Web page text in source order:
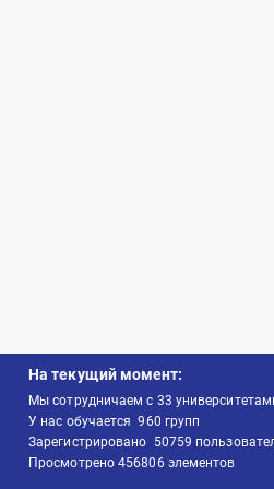
На текущий момент:
Мы сотрудничаем с 33
У нас обучается 960 групп
Зарегистрировано 50759
Просмотрено456806 элементов